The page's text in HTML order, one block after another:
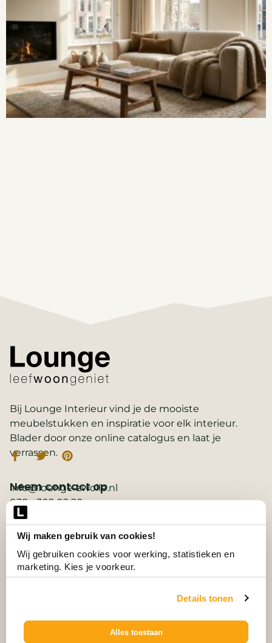
Wij maken gebruik van cookies!
Wij gebruiken cookies voor werking, statistieken en
marketing. Kies je voorkeur.
Details tonen
Alles toestaan
Bij Lounge Interieur vind je de mooiste
meubelstukken en inspiratie voor elk interieur.
Blader door onze online catalogus en laat je
verrassen.
Belangrijke links
2D ontwerp
3D ontwerp
Collectie
Neem contact op
info@lounge-zwolle.nl
038 - 302 02 20
Anthony Fokkerstraat 3, 8013 NS Zwolle